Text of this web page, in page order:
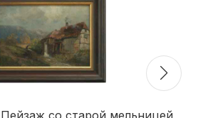
со старой мельницей